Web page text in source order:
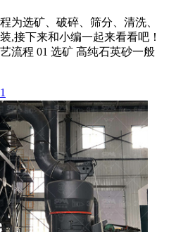
为选矿、破碎、筛分、清洗、
,接下来和小编一起来看看吧！
流程 01 选矿 高纯石英砂一般